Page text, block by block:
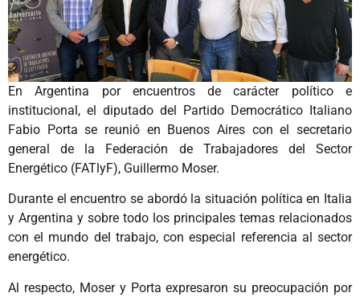
En Argentina por encuentros de carácter político e
institucional, el diputado del Partido Democrático Italiano
Fabio Porta se reunió en Buenos Aires con el secretario
general de la Federación de Trabajadores del Sector
Energético (FATlyF), Guillermo Moser.
Durante el encuentro se abordó la situación política en Italia
y Argentina y sobre todo los principales temas relacionados
con el mundo del trabajo, con especial referencia al sector
energético.
Al respecto, Moser y Porta expresaron su preocupación por